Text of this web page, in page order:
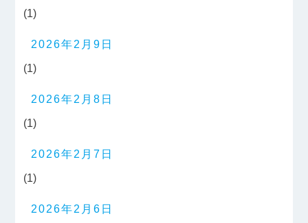
(1)
2026年2月9日
(1)
2026年2月8日
(1)
2026年2月7日
(1)
2026年2月6日